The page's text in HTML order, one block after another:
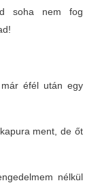
soha nem fog
éfél után egy
ment, de őt
nélkül